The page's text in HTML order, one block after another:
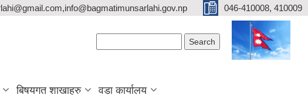
046-410008, 410009
बिषयगत शाखाहरु वडा कार्यालय